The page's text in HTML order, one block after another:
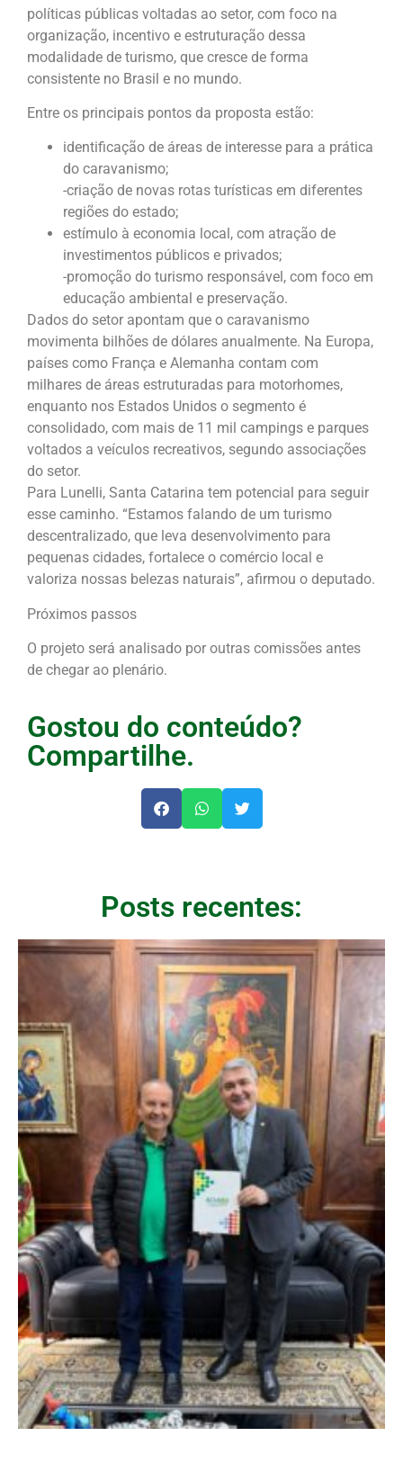
políticas públicas voltadas ao setor, com foco na
organização, incentivo e estruturação dessa
modalidade de turismo, que cresce de forma
consistente no Brasil e no mundo.
Entre os principais pontos da proposta estão:
identificação de áreas de interesse para a prática
do caravanismo;
-criação de novas rotas turísticas em diferentes
regiões do estado;
estímulo à economia local, com atração de
investimentos públicos e privados;
-promoção do turismo responsável, com foco em
educação ambiental e preservação.
Dados do setor apontam que o caravanismo
movimenta bilhões de dólares anualmente. Na Europa,
países como França e Alemanha contam com
milhares de áreas estruturadas para motorhomes,
enquanto nos Estados Unidos o segmento é
consolidado, com mais de 11 mil campings e parques
voltados a veículos recreativos, segundo associações
do setor.
Para Lunelli, Santa Catarina tem potencial para seguir
esse caminho. “Estamos falando de um turismo
descentralizado, que leva desenvolvimento para
pequenas cidades, fortalece o comércio local e
valoriza nossas belezas naturais”, afirmou o deputado.
Próximos passos
O projeto será analisado por outras comissões antes
de chegar ao plenário.
Gostou do conteúdo?
Compartilhe.
Posts recentes: